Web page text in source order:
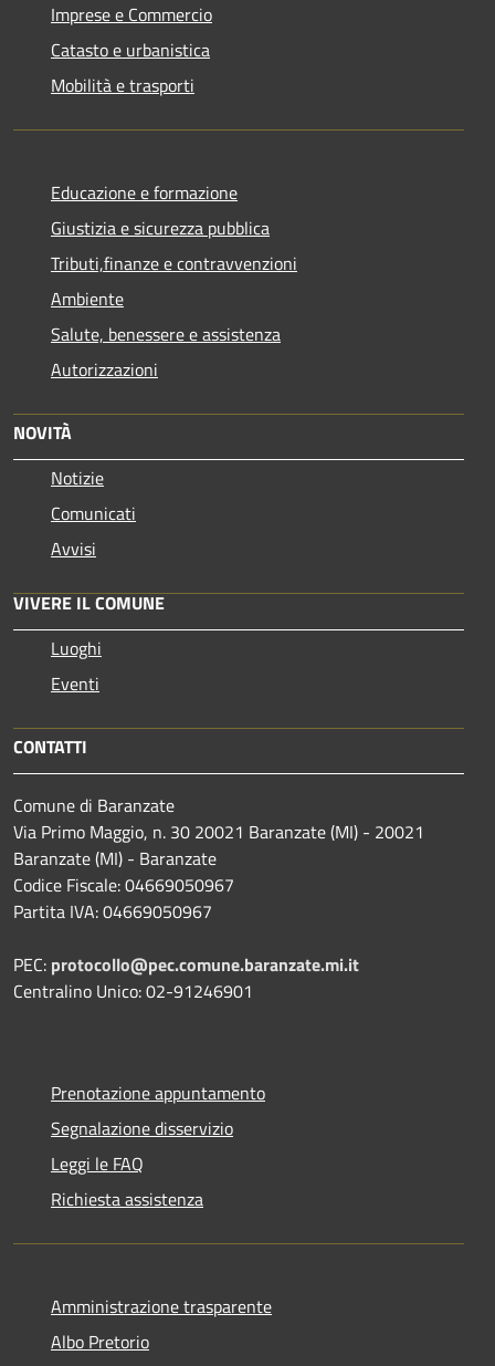
Imprese e Commercio
Catasto e urbanistica
Mobilità e trasporti
Educazione e formazione
Giustizia e sicurezza pubblica
Tributi,finanze e contravvenzioni
Ambiente
Salute, benessere e assistenza
Autorizzazioni
NOVITÀ
Notizie
Comunicati
Avvisi
VIVERE IL COMUNE
Luoghi
Eventi
CONTATTI
Comune di Baranzate
Via Primo Maggio, n. 30 20021 Baranzate (MI) - 20021
Baranzate (MI) - Baranzate
Codice Fiscale: 04669050967
Partita IVA: 04669050967
PEC: protocollo@pec.comune.baranzate.mi.it
Centralino Unico: 02-91246901
Prenotazione appuntamento
Segnalazione disservizio
Leggi le FAQ
Richiesta assistenza
Amministrazione trasparente
Albo Pretorio